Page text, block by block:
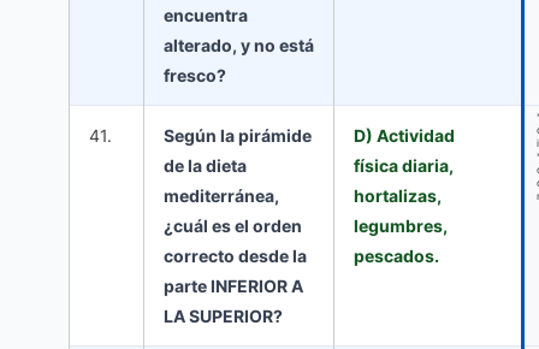
encuentra
alterado, y no está
fresco?
41.
Según la pirámide
de la dieta
mediterránea,
¿cuál es el orden
correcto desde la
parte INFERIOR A
LA SUPERIOR?
D) Actividad
física diaria,
hortalizas,
legumbres,
pescados.